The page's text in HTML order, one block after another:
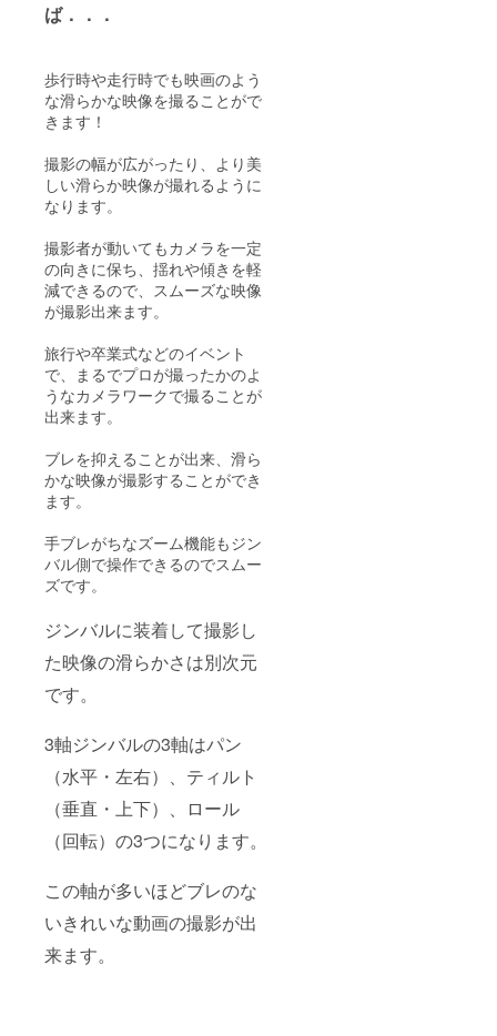
ば．．．
歩行時や走行時でも映画のよう
な滑らかな映像を撮ることがで
きます！
撮影の幅が広がったり、より美
しい滑らか映像が撮れるように
なります。
撮影者が動いてもカメラを一定
の向きに保ち、揺れや傾きを軽
減できるので、スムーズな映像
が撮影出来ます。
旅行や卒業式などのイベント
で、まるでプロが撮ったかのよ
うなカメラワークで撮ることが
出来ます。
ブレを抑えることが出来、滑ら
かな映像が撮影することができ
ます。
手ブレがちなズーム機能もジン
バル側で操作できるのでスムー
ズです。
ジンバルに装着して撮影し
た映像の滑らかさは別次元
です。
3軸ジンバルの3軸はパン
（水平・左右）、ティルト
（垂直・上下）、ロール
（回転）の3つになります。
この軸が多いほどブレのな
いきれいな動画の撮影が出
来ます。